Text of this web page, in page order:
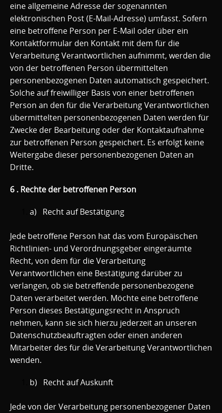
eine allgemeine Adresse der sogenannten
elektronischen Post (E-Mail-Adresse) umfasst. Sofern
eine betroffene Person per E-Mail oder über ein
Kontaktformular den Kontakt mit dem für die
Verarbeitung Verantwortlichen aufnimmt, werden die
von der betroffenen Person übermittelten
personenbezogenen Daten automatisch gespeichert.
Solche auf freiwilliger Basis von einer betroffenen
Person an den für die Verarbeitung Verantwortlichen
übermittelten personenbezogenen Daten werden für
Zwecke der Bearbeitung oder der Kontaktaufnahme
zur betroffenen Person gespeichert. Es erfolgt keine
Weitergabe dieser personenbezogenen Daten an
Dritte.
6 . Rechte der betroffenen Person
a) Recht auf Bestätigung
Jede betroffene Person hat das vom Europäischen
Richtlinien- und Verordnungsgeber eingeräumte
Recht, von dem für die Verarbeitung
Verantwortlichen eine Bestätigung darüber zu
verlangen, ob sie betreffende personenbezogene
Daten verarbeitet werden. Möchte eine betroffene
Person dieses Bestätigungsrecht in Anspruch
nehmen, kann sie sich hierzu jederzeit an unseren
Datenschutzbeauftragten oder einen anderen
Mitarbeiter des für die Verarbeitung Verantwortlichen
wenden.
b) Recht auf Auskunft
Jede von der Verarbeitung personenbezogener Daten